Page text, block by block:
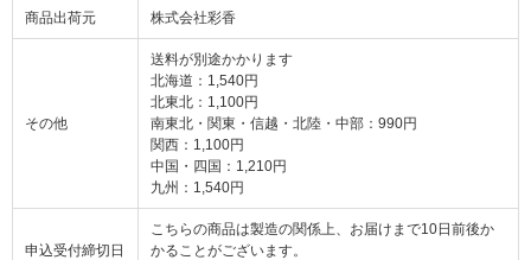
商品出荷元 株式会社彩香
その他
送料が別途かかります
北海道：1,540円
北東北：1,100円
南東北・関東・信越・北陸・中部：990円
関西：1,100円
中国・四国：1,210円
九州：1,540円
申込受付締切日
こちらの商品は製造の関係上、お届けまで10日前後か
かることがございます。